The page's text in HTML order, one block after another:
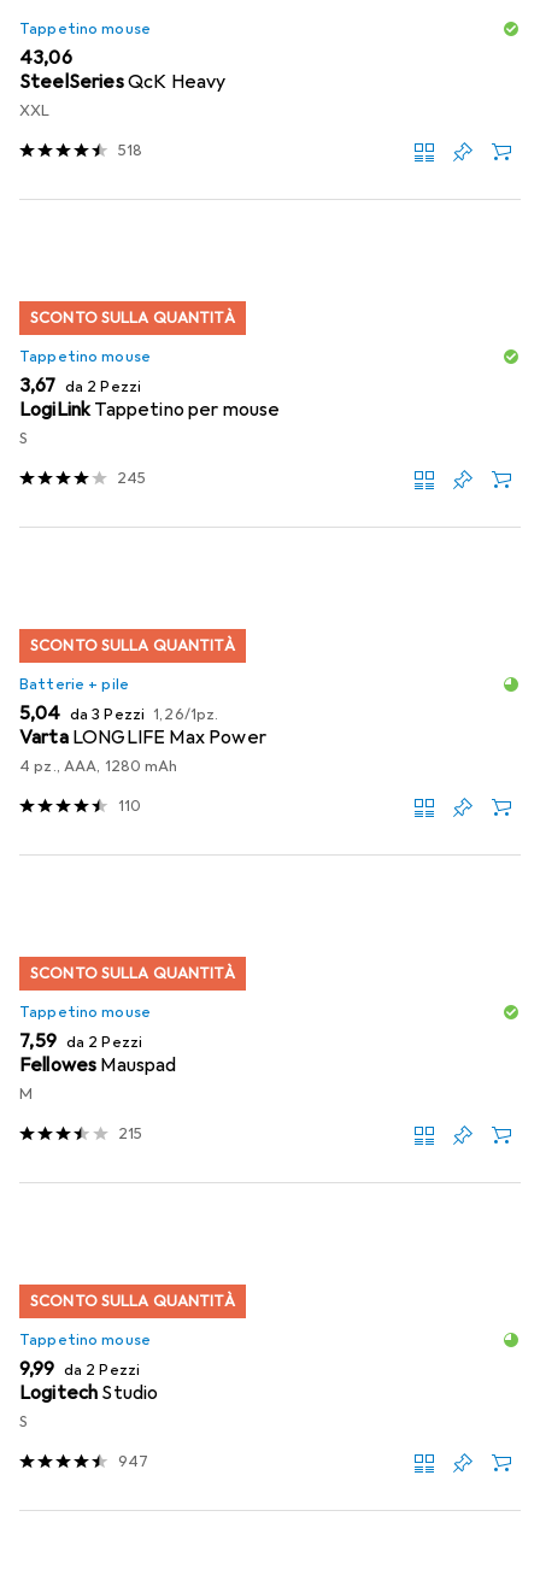
Tappetino mouse
EUR
43,06
SteelSeriesQcK Heavy
XXL
518
SCONTO SULLA QUANTITÀ
Tappetino mouse
EUR
3,67 da 2 Pezzi
LogiLinkTappetino per mouse
S
245
SCONTO SULLA QUANTITÀ
Batterie + pile
EUR
5,04 da 3 Pezzi EUR
1,26/1pz.
Varta LONGLIFE Max Power
4 pz., AAA, 1280 mAh
110
SCONTO SULLA QUANTITÀ
Tappetino mouse
EUR
7,59 da 2 Pezzi
Fellowes Mauspad
M
215
SCONTO SULLA QUANTITÀ
Tappetino mouse
EUR
9,99 da 2 Pezzi
Logitech Studio
S
947